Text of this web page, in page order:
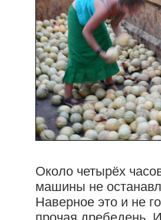
Около четырёх
машины не
Наверное это и не